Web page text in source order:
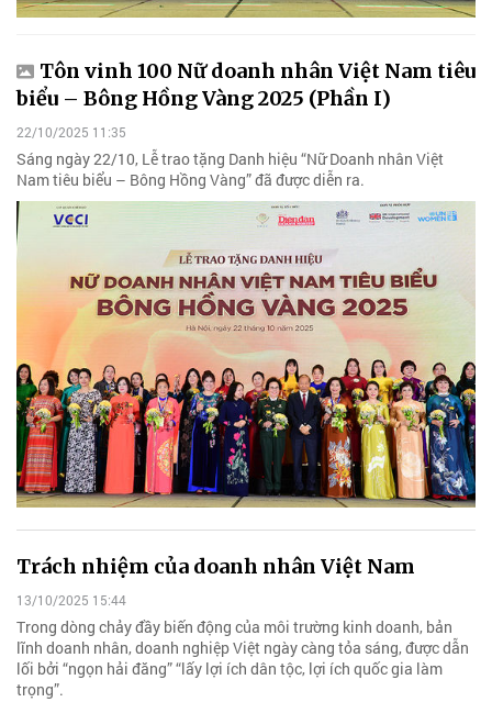
Tôn vinh 100 Nữ doanh nhân Việt Nam tiêu
biểu – Bông Hồng Vàng 2025 (Phần I)
22/10/2025 11:35
Sáng ngày 22/10, Lễ trao tặng Danh hiệu “Nữ Doanh nhân Việt
Nam tiêu biểu – Bông Hồng Vàng” đã được diễn ra.
Trách nhiệm của doanh nhân Việt Nam
13/10/2025 15:44
Trong dòng chảy đầy biến động của môi trường kinh doanh, bản
lĩnh doanh nhân, doanh nghiệp Việt ngày càng tỏa sáng, được dẫn
lối bởi “ngọn hải đăng” “lấy lợi ích dân tộc, lợi ích quốc gia làm
trọng”.